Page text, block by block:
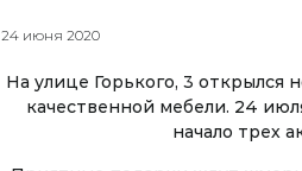
24 июня 2020
На улице Горького, 3 открылся
качественной мебели. 24
начало трех